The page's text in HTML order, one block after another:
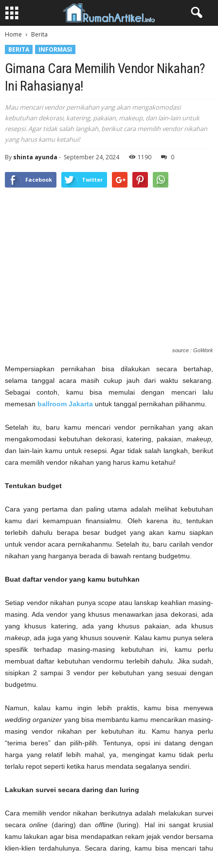
Home
Berita
BERITA
INFORMASI
Gimana Cara Memilih Vendor Nikahan?
Ini Rahasianya!
Mau mencari vendor pernikahan yang akan mengakomodasi
kebutuhan dekorasi, katering, pakaian, makeup, dan lain-lain untuk
resepsi. Agar tidak salah langkah, berikut cara memilih vendor nikahan
yang harus kamu ketahui!
By shinta ayunda - September 24, 2024 1190 0
Facebook Twitter
source : GoWork
Mempersiapkan pernikahan bisa dilakukan secara bertahap,
selama tanggal acara masih cukup jauh dari waktu sekarang.
Sebagai contoh, kamu bisa memulai dengan mencari lalu
memesan ballroom Jakarta untuk tanggal pernikahan pilihanmu.
Setelah itu, baru kamu mencari vendor pernikahan yang akan
mengakomodasi kebutuhan dekorasi, katering, pakaian, makeup,
dan lain-lain kamu untuk resepsi. Agar tidak salah langkah, berikut
cara memilih vendor nikahan yang harus kamu ketahui!
Tentukan budget
Cara yang pertama dan paling utama adalah melihat kebutuhan
kamu dari kemampuan finansialmu. Oleh karena itu, tentukan
terlebih dahulu berapa besar budget yang akan kamu siapkan
untuk vendor acara pernikahanmu. Setelah itu, baru carilah vendor
nikahan yang harganya berada di bawah rentang budgetmu.
Buat daftar vendor yang kamu butuhkan
Setiap vendor nikahan punya scope atau lanskap keahlian masing-
masing. Ada vendor yang khusus menawarkan jasa dekorasi, ada
yang khusus katering, ada yang khusus pakaian, ada khusus
makeup, ada juga yang khusus souvenir. Kalau kamu punya selera
spesifik terhadap masing-masing kebutuhan ini, kamu perlu
membuat daftar kebutuhan vendormu terlebih dahulu. Jika sudah,
sisipkan 2 sampai 3 vendor per kebutuhan yang sesuai dengan
budgetmu.
Namun, kalau kamu ingin lebih praktis, kamu bisa menyewa
wedding organizer yang bisa membantu kamu mencarikan masing-
masing vendor nikahan per kebutuhan itu. Kamu hanya perlu
“terima beres” dan pilih-pilih. Tentunya, opsi ini datang dengan
harga yang relatif lebih mahal, ya, mengingat kamu tidak perlu
terlalu repot seperti ketika harus mendata segalanya sendiri.
Lakukan survei secara daring dan luring
Cara memilih vendor nikahan berikutnya adalah melakukan survei
secaraonline (daring) dan offline(luring). Hal ini sangat krusial
kamu lakukan agar bisa mendapatkan rekam jejak vendor bersama
klien-klien terdahulunya. Secara daring, kamu bisa mencari tahu